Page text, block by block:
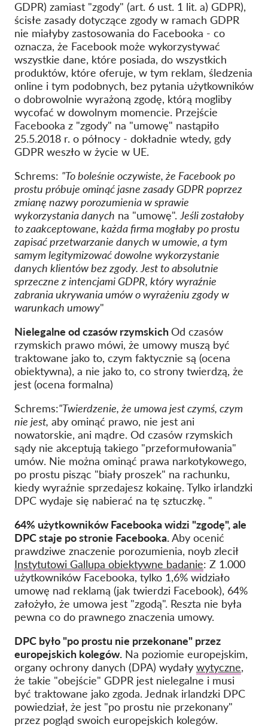
GDPR) zamiast "zgody" (art. 6 ust. 1 lit. a) GDPR),
ścisłe zasady dotyczące zgody w ramach GDPR
nie miałyby zastosowania do Facebooka - co
oznacza, że Facebook może wykorzystywać
wszystkie dane, które posiada, do wszystkich
produktów, które oferuje, w tym reklam, śledzenia
online i tym podobnych, bez pytania użytkowników
o dobrowolnie wyrażoną zgodę, którą mogliby
wycofać w dowolnym momencie. Przejście
Facebooka z "zgody" na "umowę" nastąpiło
25.5.2018 r. o północy - dokładnie wtedy, gdy
GDPR weszło w życie w UE.
Schrems: "To boleśnie oczywiste, że Facebook po
prostu próbuje ominąć jasne zasady GDPR poprzez
zmianę nazwy porozumienia w sprawie
wykorzystania danych na "umowę". Jeśli zostałoby
to zaakceptowane, każda firma mogłaby po prostu
zapisać przetwarzanie danych w umowie, a tym
samym legitymizować dowolne wykorzystanie
danych klientów bez zgody. Jest to absolutnie
sprzeczne z intencjami GDPR, który wyraźnie
zabrania ukrywania umów o wyrażeniu zgody w
warunkach umowy"
Nielegalne od czasów rzymskichOd czasów
rzymskich prawo mówi, że umowy muszą być
traktowane jako to, czym faktycznie są (ocena
obiektywna), a nie jako to, co strony twierdzą, że
jest (ocena formalna)
Schrems:"Twierdzenie, że umowa jest czymś, czym
nie jest, aby ominąć prawo, nie jest ani
nowatorskie, ani mądre. Od czasów rzymskich
sądy nie akceptują takiego "przeformułowania"
umów. Nie można ominąć prawa narkotykowego,
po prostu pisząc "biały proszek" na rachunku,
kiedy wyraźnie sprzedajesz kokainę. Tylko irlandzki
DPC wydaje się nabierać na tę sztuczkę. "
64% użytkowników Facebooka widzi "zgodę", ale
DPC staje po stronie Facebooka.Aby ocenić
prawdziwe znaczenie porozumienia, noyb zlecił
Instytutowi Gallupa obiektywne badanie: Z 1.000
użytkowników Facebooka, tylko 1,6% widziało
umowę nad reklamą (jak twierdzi Facebook), 64%
założyło, że umowa jest "zgodą". Reszta nie była
pewna co do prawnego znaczenia umowy.
DPC było "po prostu nie przekonane" przez
europejskich kolegów. Na poziomie europejskim,
organy ochrony danych (DPA) wydały wytyczne,
że takie "obejście" GDPR jest nielegalne i musi
być traktowane jako zgoda. Jednak irlandzki DPC
powiedział, że jest "po prostu nie przekonany"
przez pogląd swoich europejskich kolegów.